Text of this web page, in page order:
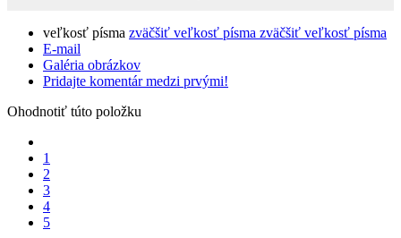
veľkosť písma zväčšiť veľkosť písma zväčšiť veľkosť písma
E-mail
Galéria obrázkov
Pridajte komentár medzi prvými!
Ohodnotiť túto položku
1
2
3
4
5